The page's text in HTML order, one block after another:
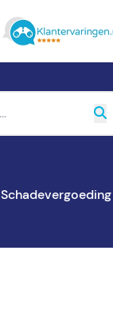
Schadevergoeding